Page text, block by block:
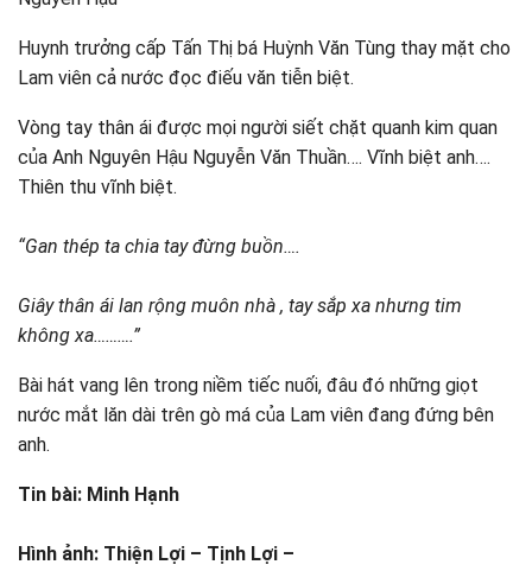
Huynh trưởng cấp Tấn Thị bá Huỳnh Văn Tùng thay mặt cho
Lam viên cả nước đọc điếu văn tiễn biệt.
Vòng tay thân ái được mọi người siết chặt quanh kim quan
của Anh Nguyên Hậu Nguyễn Văn Thuần…. Vĩnh biệt anh….
Thiên thu vĩnh biệt.
“Gan thép ta chia tay đừng buồn….
Giây thân ái lan rộng muôn nhà , tay sắp xa nhưng tim
không xa……….”
Bài hát vang lên trong niềm tiếc nuối, đâu đó những giọt
nước mắt lăn dài trên gò má của Lam viên đang đứng bên
anh.
Tin bài: Minh Hạnh
Hình ảnh: Thiện Lợi – Tịnh Lợi –